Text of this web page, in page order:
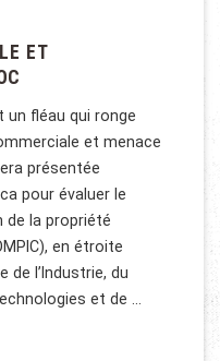
ET
fléau qui ronge
et menace
présentée
pour évaluer le
de la propriété
en étroite
de l’Industrie, du
et de …
ET COMMERCIALE AU